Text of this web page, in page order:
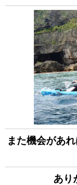
また機会があ
あり